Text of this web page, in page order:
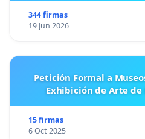
Por todas estas razones,
académicas de la UDC que
permitan su realización en
344 firmas
19 Jun 2026
Petición Formal a
Exhibición de Arte de
15 firmas
6 Oct 2025